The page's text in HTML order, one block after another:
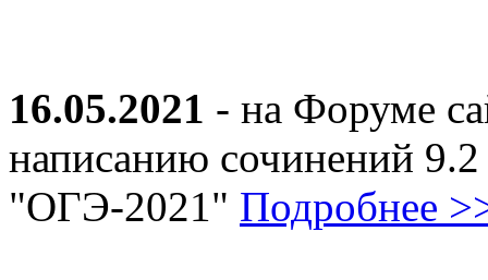
16.05.2021 - на Форуме
написанию сочинений
"ОГЭ-2021" Подробнее